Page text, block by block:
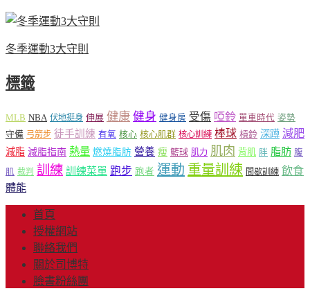
冬季運動3大守則
標籤
MLB NBA 伏地挺身 伸展 健康 健身 健身房 受傷 啞鈴 單車時代 姿勢
守備 弓箭步 徒手訓練 有氧 核心 核心肌群 核心訓練 棒球 槓鈴 深蹲 減肥
減脂 減脂指南 熱量 燃燒脂肪 營養 瘦 籃球 肌力 肌肉 背肌 胖 脂肪 腹
肌 裁判 訓練 訓練菜單 跑步 跑者 運動 重量訓練 間歇訓練 飲食
體能
首頁
授權網站
聯絡我們
關於司博特
臉書粉絲團